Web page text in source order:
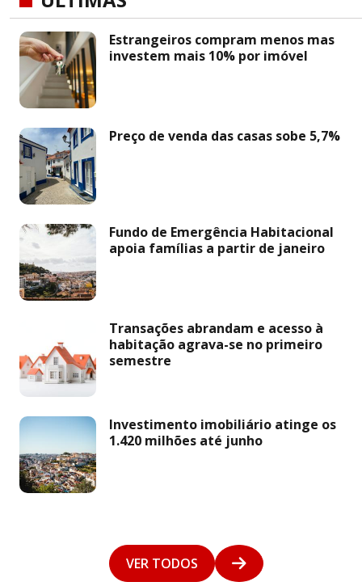
Estrangeiros compram menos mas
investem mais 10% por imóvel
Preço de venda das casas sobe 5,7%
Fundo de Emergência Habitacional
apoia famílias a partir de janeiro
Transações abrandam e acesso à
habitação agrava-se no primeiro
semestre
Investimento imobiliário atinge os
1.420 milhões até junho
VER TODOS